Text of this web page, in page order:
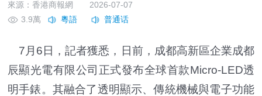
來源：香港商報網
2026-07-07
3.9萬
7月6日，記者獲悉，日前，成都高新區企業成都
辰顯光電有限公司正式發布全球首款Micro-LED透
明手錶。其融合了透明顯示、傳統機械與電子功能